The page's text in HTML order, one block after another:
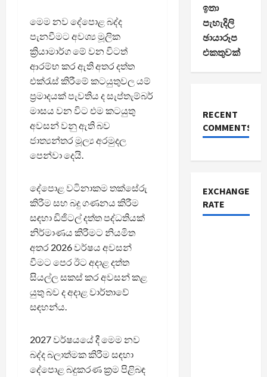
මෙම නව දේපොළ බද්ද
පැනවීමට අවශ්‍ය මූලික
ක්‍රියාමාර්ග මේ වන විටත්
ආරම්භ කර ඇති අතර දත්ත
එක්රැස් කිරීමේ කටයුතුවල යම්
ප්‍රමාදයක් පැවතිය ද සැප්තැම්බර්
මාසය වන විට එම කටයුතු
අවසන් වනු ඇති බව
ජාත්‍යන්තර මූල්‍ය අරමුදල
පෙන්වා දෙයි.
දේපොළ වටිනාකම තක්සේරු
කිරීම සහ බදු ගණනය කිරීම
සඳහා ඩිජිටල් දත්ත පද්ධතියක්
නිර්මාණය කිරීමට නියමිත
අතර 2026 වර්ෂය අවසන්
වීමට පෙර ඊට අදාළ දත්ත
සියල්ල සකස් කර අවසන් කළ
යුතු බව ද අදාළ වාර්තාවේ
සඳහන්ය.
2027 වර්ෂයයේ දී මෙම නව
බද්ද බලාත්මක කිරීම සඳහා
දේපොළ බදුකරණ ක්‍රම පිළිබඳ
ඉතා
පැහැදිලි
ඡායාරූප
එකතුවක්
RECENT
COMMENTS
EXCHANGE
RATE